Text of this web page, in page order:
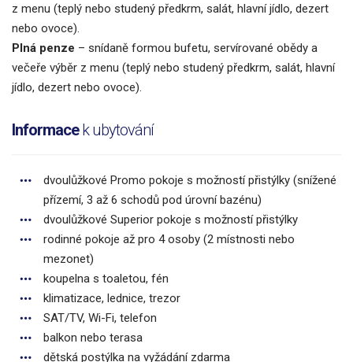
z menu (teplý nebo studený předkrm, salát, hlavní jídlo, dezert
nebo ovoce).
Plná penze – snídaně formou bufetu, servírované obědy a
večeře výběr z menu (teplý nebo studený předkrm, salát, hlavní
jídlo, dezert nebo ovoce).
Informacek ubytování
dvoulůžkové Promo pokoje s možností přistýlky (snížené
přízemí, 3 až 6 schodů pod úrovní bazénu)
dvoulůžkové Superior pokoje s možností přistýlky
rodinné pokoje až pro 4 osoby (2 místnosti nebo
mezonet)
koupelna s toaletou, fén
klimatizace, lednice, trezor
SAT/TV, Wi-Fi, telefon
balkon nebo terasa
dětská postýlka na vyžádání zdarma